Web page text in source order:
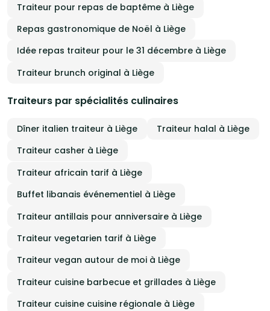
Traiteur pour repas de baptême à Liège
Repas gastronomique de Noël à Liège
Idée repas traiteur pour le 31 décembre à Liège
Traiteur brunch original à Liège
Traiteurs par spécialités culinaires
Dîner italien traiteur à Liège
Traiteur halal à Liège
Traiteur casher à Liège
Traiteur africain tarif à Liège
Buffet libanais événementiel à Liège
Traiteur antillais pour anniversaire à Liège
Traiteur vegetarien tarif à Liège
Traiteur vegan autour de moi à Liège
Traiteur cuisine barbecue et grillades à Liège
Traiteur cuisine cuisine régionale à Liège